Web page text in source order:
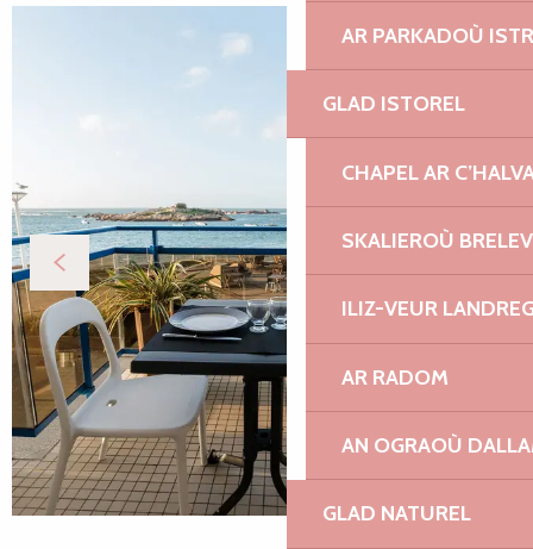
AR PARKADOÙ ISTR
GLAD ISTOREL
CHAPEL AR
SKALIEROÙ
ILIZ-VEUR
AR RADOM
AN OGRAOÙ
GLAD NATUREL